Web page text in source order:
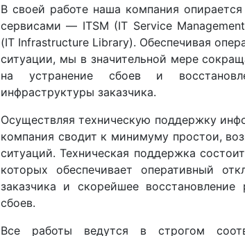
В своей работе наша компания
сервисами — ITSM (IT Service
(IT Infrastructure Library). Обеспечивая
ситуации, мы в значительной мере
на устранение сбоев и
инфраструктуры заказчика.
Осуществляя техническую поддержку
компания сводит к минимуму простои,
ситуаций. Техническая поддержка
которых обеспечивает оперативный
заказчика и скорейшее восстановление
сбоев.
Все работы ведутся в строгом